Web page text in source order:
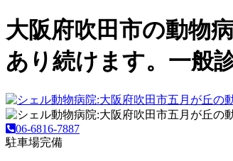
大阪府吹田市の動物
あり続けます。一般
06-6816-7887
駐車場完備